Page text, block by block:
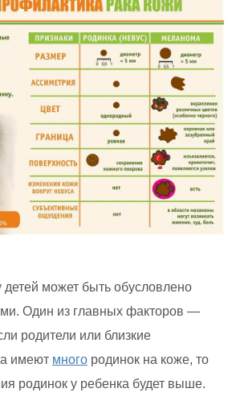
может быть обусловлено
Один из главных факторов —
родители или близкие
имеют много родинок на коже, то
родинок у ребенка будет выше.